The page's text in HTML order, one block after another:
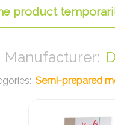
Semi-prepared